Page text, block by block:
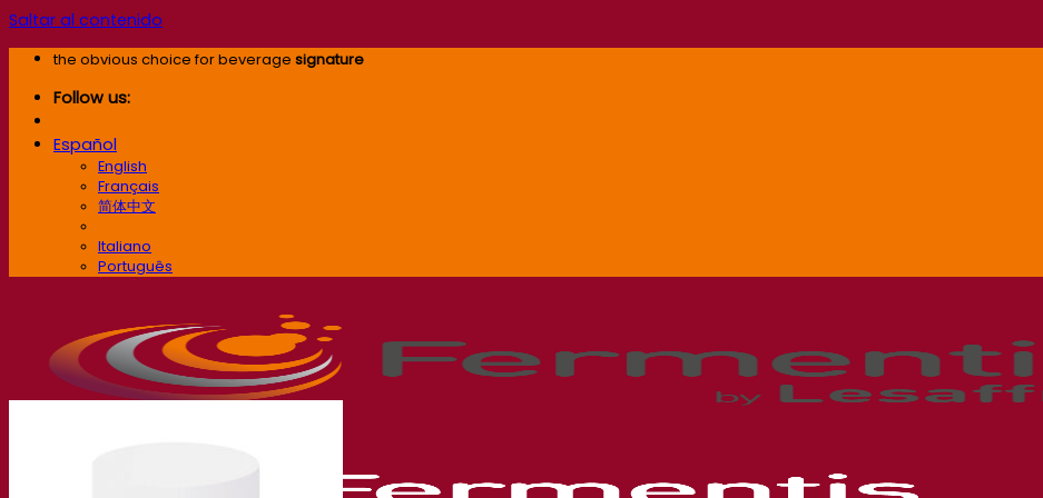
Saltar al contenido
the obvious choice for beverage signature
Follow us:
Español
English
Français
简体中文
Italiano
Português